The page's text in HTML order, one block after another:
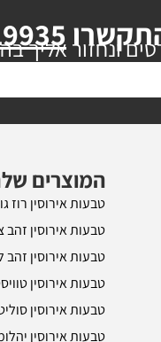
ונחזור אליך
המוצרים
טבעות אירוסין רוז
טבעות אירוסין זהב
טבעות אירוסין זהב
טבעות אירוסין
טבעות אירוסין
טבעות אירוסין